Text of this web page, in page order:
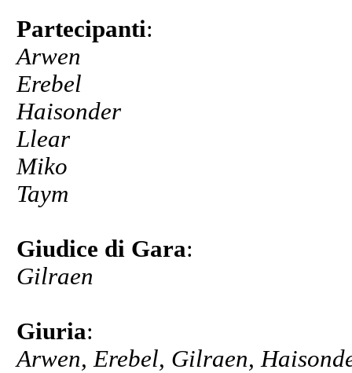
Partecipanti:
Arwen
Erebel
Haisonder
Llear
Miko
Taym
Giudice di Gara:
Gilraen
Giuria:
Arwen, Erebel, Gilraen,